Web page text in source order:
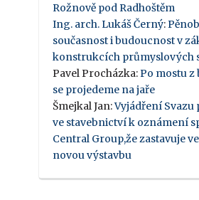
Rožnově pod Radhoštěm
Ing. arch. Lukáš Černý:
současnost i budoucnost v
konstrukcích průmyslových
Pavel Procházka: Po mostu
se projedeme na jaře
Šmejkal Jan:Vyjádření Svazu
ve stavebnictví k oznámení
Central Group,že zastavuje
novou výstavbu